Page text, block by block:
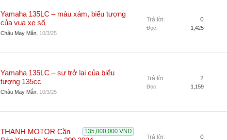
Yamaha 135LC – màu xám, biểu tượng
của vua xe số
Châu May Mắn 10/3/25
Trả lời: 0
Đọc: 1,425
Yamaha 135LC – sự trở lại của biểu
tượng 135cc
Châu May Mắn 10/3/25
Trả lời: 2
Đọc: 1,159
135,000,000 VNĐ
THANH MOTOR Cần
Trả lời: 0